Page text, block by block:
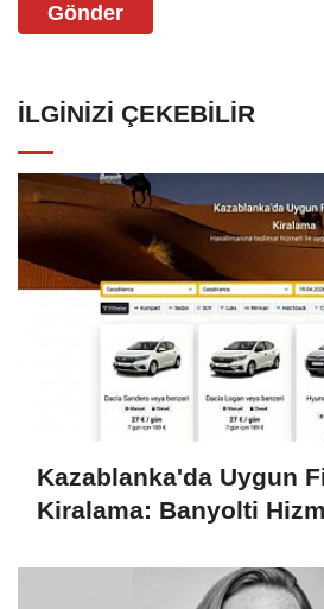
Gönder
İLGINIZI ÇEKEBILIR
Kazablanka'da Uygun
Kiralama: Banyolti